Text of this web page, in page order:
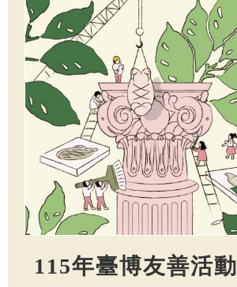
115年臺博友善活動